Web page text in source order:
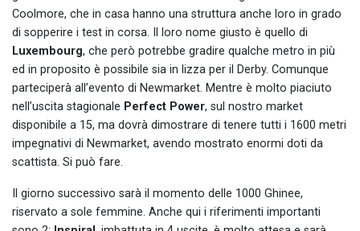
Coolmore, che in casa hanno una struttura anche loro in grado
di sopperire i test in corsa. Il loro nome giusto è quello di
Luxembourg, che però potrebbe gradire qualche metro in più
ed in proposito è possibile sia in lizza per il Derby. Comunque
parteciperà all’evento di Newmarket. Mentre è molto piaciuto
nell’uscita stagionale Perfect Power, sul nostro market
disponibile a 15, ma dovrà dimostrare di tenere tutti i 1600 metri
impegnativi di Newmarket, avendo mostrato enormi doti da
scattista. Si può fare.
Il giorno successivo sarà il momento delle 1000 Ghinee,
riservato a sole femmine. Anche qui i riferimenti importanti